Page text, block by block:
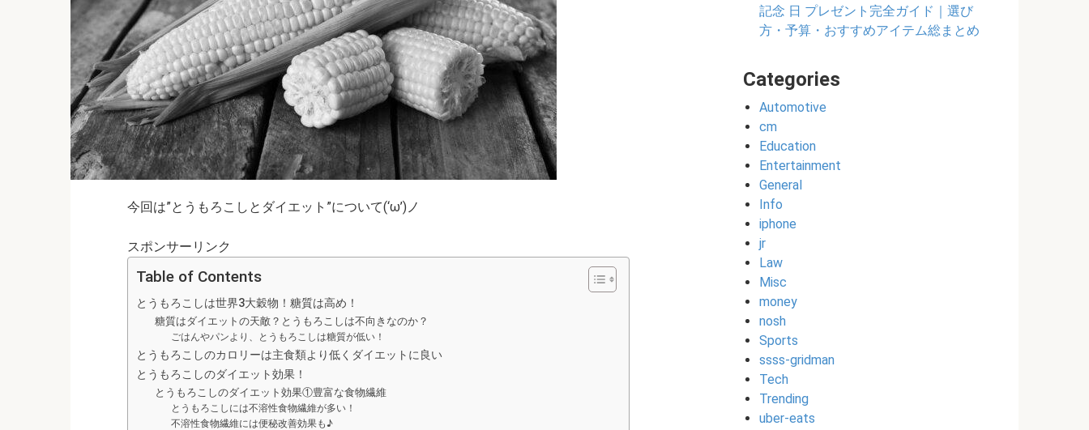
今回は”とうもろこしとダイエット”について(‘ω’)ノ
スポンサーリンク
Table of Contents
とうもろこしは世界3大穀物！糖質は高め！
糖質はダイエットの天敵？とうもろこしは不向きなのか？
ごはんやパンより、とうもろこしは糖質が低い！
とうもろこしのカロリーは主食類より低くダイエットに良い
とうもろこしのダイエット効果！
とうもろこしのダイエット効果①豊富な食物繊維
とうもろこしには不溶性食物繊維が多い！
不溶性食物繊維には便秘改善効果も♪
記念 日 プレゼント完全ガイド｜選び
方・予算・おすすめアイテム総まとめ
Categories
Automotive
cm
Education
Entertainment
General
Info
iphone
jr
Law
Misc
money
nosh
Sports
ssss-gridman
Tech
Trending
uber-eats